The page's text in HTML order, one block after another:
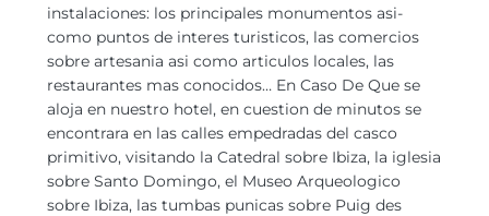
instalaciones: los principales monumentos asi­
como puntos de interes turisticos, las comercios
sobre artesania asi­ como arti­culos locales, las
restaurantes mas conocidos… En Caso De Que se
aloja en nuestro hotel, en cuestion de minutos se
encontrara en las calles empedradas del casco
primitivo, visitando la Catedral sobre Ibiza, la iglesia
sobre Santo Domingo, el Museo Arqueologico
sobre Ibiza, las tumbas punicas sobre Puig des